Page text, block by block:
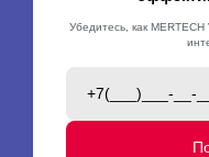
Убедитесь, как